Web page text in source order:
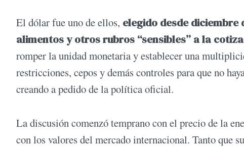
El dólar fue uno de ellos, elegido desde diciembre
alimentos y otros rubros “sensibles” a la
romper la unidad monetaria y establecer una
restricciones, cepos y demás controles para que no
creando a pedido de la política oficial.
La discusión comenzó temprano con el precio de la
con los valores del mercado internacional. Tanto que